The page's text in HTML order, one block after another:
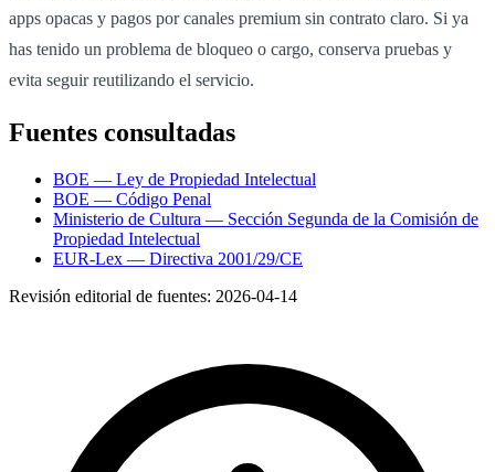
apps opacas y pagos por canales premium sin contrato claro. Si ya
has tenido un problema de bloqueo o cargo, conserva pruebas y
evita seguir reutilizando el servicio.
Fuentes consultadas
BOE — Ley de Propiedad Intelectual
BOE — Código Penal
Ministerio de Cultura — Sección Segunda de la Comisión de
Propiedad Intelectual
EUR-Lex — Directiva 2001/29/CE
Revisión editorial de fuentes: 2026-04-14